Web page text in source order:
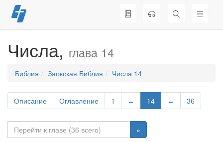
Перейти
к
Числа, глава 14
Библия Заокская Библия Числа 14
Описание Оглавление 1 ↔ 14 ↔ 36
»